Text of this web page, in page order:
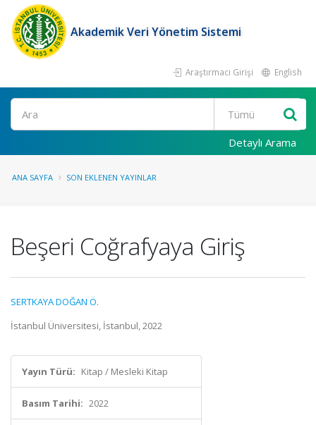
Akademik Veri Yönetim Sistemi
Araştırmacı Girişi English
Ara
Detaylı Arama
ANA SAYFA SON EKLENEN YAYINLAR
Beşeri Coğrafyaya Giriş
SERTKAYA DOĞAN Ö.
İstanbul Üniversitesi, İstanbul, 2022
Yayın Türü: Kitap / Mesleki Kitap
Basım Tarihi: 2022